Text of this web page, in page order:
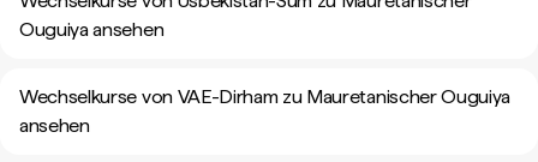
Ouguiya ansehen
Wechselkurse von VAE-Dirham zu Mauretanischer Ouguiya
ansehen